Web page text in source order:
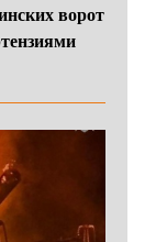
ворот